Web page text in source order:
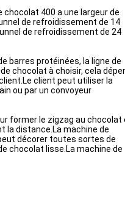
400 a une largeur de
de refroidissement de 14
de refroidissement de 24
barres protéinées, la ligne de
chocolat à choisir, cela
client peut utiliser la
ou par un convoyeur
former le zigzag au chocolat
la distance.La machine de
décorer toutes sortes de
chocolat lisse.La machine de